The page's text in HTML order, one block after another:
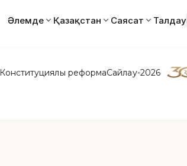
Әлемде Қазақстан Саясат Талдау
Конституциялық реформаСайлау-2026